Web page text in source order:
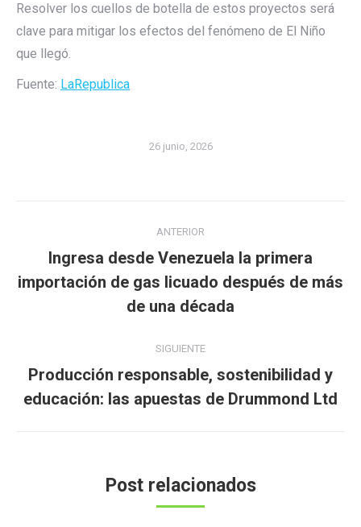
Resolver los cuellos de botella de estos proyectos será
clave para mitigar los efectos del fenómeno de El Niño
que llegó.
Fuente: LaRepublica
26 junio, 2026
entre
publicaciones
ANTERIOR
Publicación
anterior:
Ingresa desde Venezuela la primera
importación de gas licuado después de más
de una década
SIGUIENTE
Publicación
siguiente:
Producción responsable, sostenibilidad y
educación: las apuestas de Drummond Ltd
Post relacionados